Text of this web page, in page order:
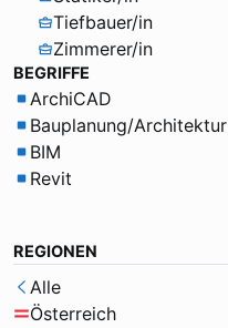
Tiefbauer/in
Zimmerer/in
BEGRIFFE
ArchiCAD
Bauplanung/Architektur
BIM
Revit
REGIONEN
Alle
Österreich